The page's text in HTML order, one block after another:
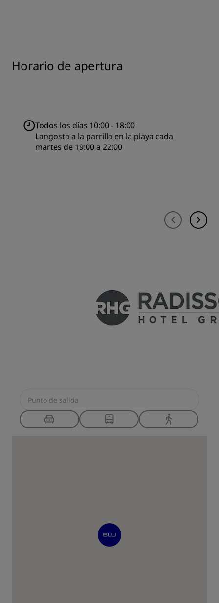
Horario de apertura
Todos los días 10:00 - 18:00
Langosta a la parrilla en la playa cada
martes de 19:00 a 22:00